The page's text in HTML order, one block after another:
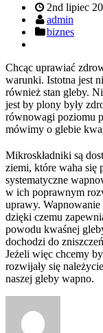
2nd lipiec
admin
biznes
Chcąc uprawiać
warunki. Istotna jest
również stan gleby.
jest by plony były
równowagi poziomu
mówimy o glebie
Mikroskładniki są
ziemi, które waha się
systematyczne
w ich poprawnym
uprawy. Wapnowanie
dzięki czemu
powodu kwaśnej
dochodzi do
Jeżeli więc chcemy
rozwijały się
naszej gleby wapno.